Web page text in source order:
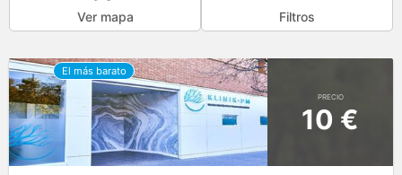
Ver mapa Filtros
PRECIO
10 €